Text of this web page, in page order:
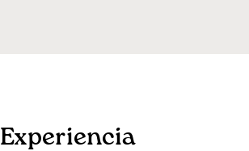
Experiencia